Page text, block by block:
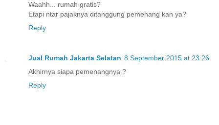
Waahh... rumah gratis?
Etapi ntar pajaknya ditanggung pemenang kan ya?
Reply
Jual Rumah Jakarta Selatan 8 September 2015 at 23:26
Akhirnya siapa pemenangnya ?
Reply